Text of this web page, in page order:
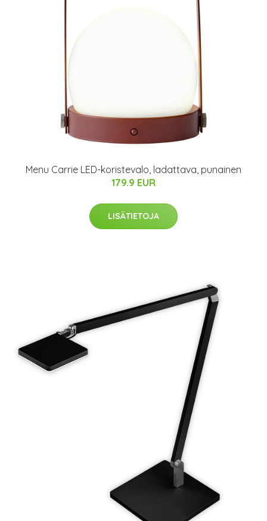
Menu Carrie LED-koristevalo, ladattava, punainen
179.9 EUR
LISÄTIETOJA